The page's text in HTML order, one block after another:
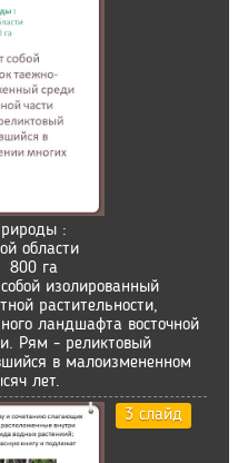
природы :
области
800 га
изолированный
растительности,
ландшафта восточной
Рям - реликтовый
в малоизмененном
лет.
3 слайд